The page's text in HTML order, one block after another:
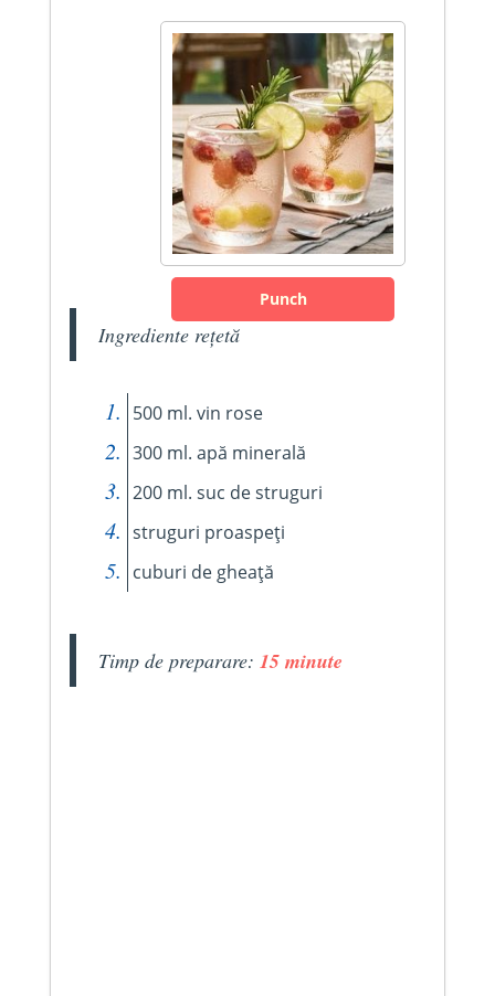
Punch
Ingrediente rețetă
500 ml. vin rose
300 ml. apă minerală
200 ml. suc de struguri
struguri proaspeți
cuburi de gheață
Timp de preparare: 15 minute